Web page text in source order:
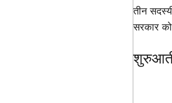
तीन
सरकार